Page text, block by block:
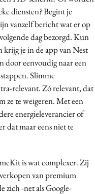
diensten? Begint je
vanzelf bericht wat er op
dag bezorgd. Kun
krijg je in de app van Nest
door eenvoudig naar een
Slimme
relevant. Zó relevant, dat
ze te weigeren. Met een
energieleverancier of
dat maar eens niet te
is wat complexer. Zij
van premium
zich -net als Google-